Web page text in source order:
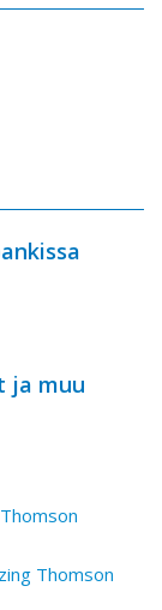
ja muu
Thomson